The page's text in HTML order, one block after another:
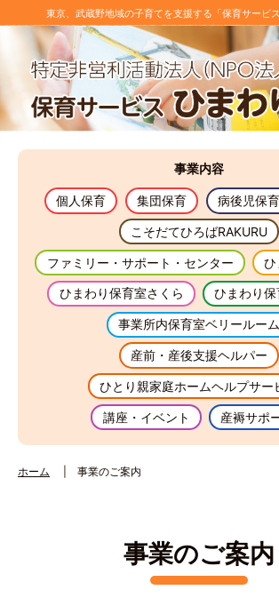
東京、武蔵野地域の子育てを支援する「保育サービ
事業内容
個人保育 集団保育 病後児保
こそだてひろばRAKURU
ファミリー・サポート・センター ひ
ひまわり保育室さくら ひまわり保
事業所内保育室ベリールーム
産前・産後支援ヘルパー
ひとり親家庭ホームヘルプサー
講座・イベント 産褥サポ
ホーム 事業のご案内
事業のご案内